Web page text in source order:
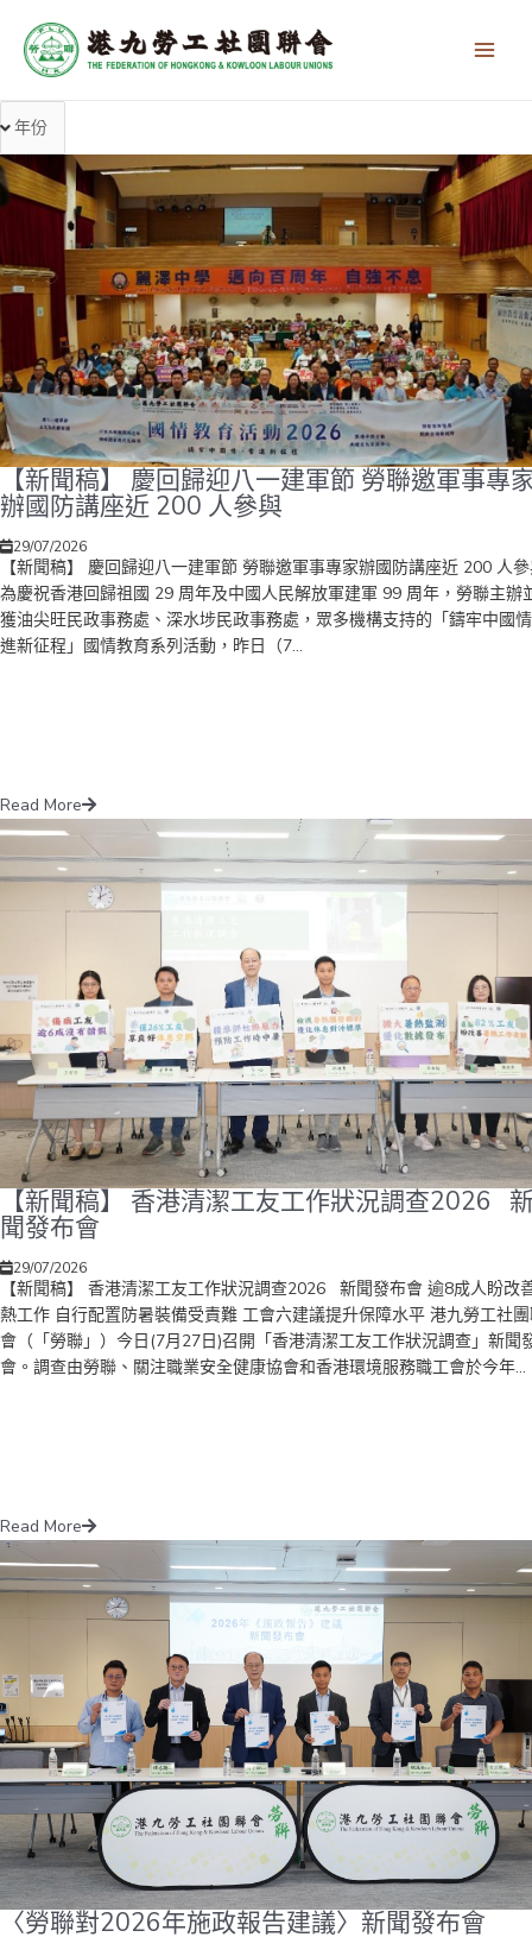
【新聞稿】 慶回歸迎八一建軍節 勞聯邀軍事專
辦國防講座近 200 人參與
29/07/2026
【新聞稿】 慶回歸迎八一建軍節 勞聯邀軍事專家辦國防講座近 200 人
為慶祝香港回歸祖國 29 周年及中國人民解放軍建軍 99 周年，勞聯主辦
獲油尖旺民政事務處、深水埗民政事務處，眾多機構支持的「鑄牢中國情
進新征程」國情教育系列活動，昨日（7...
Read More
【新聞稿】 香港清潔工友工作狀況調查2026
聞發布會
29/07/2026
【新聞稿】 香港清潔工友工作狀況調查2026 新聞發布會 逾8成人盼改
熱工作 自行配置防暑裝備受責難 工會六建議提升保障水平 港九勞工社
會（「勞聯」）今日(7月27日)召開「香港清潔工友工作狀況調查」新聞
會。調查由勞聯、關注職業安全健康協會和香港環境服務職工會於今年...
Read More
〈勞聯對2026年施政報告建議〉新聞發布會